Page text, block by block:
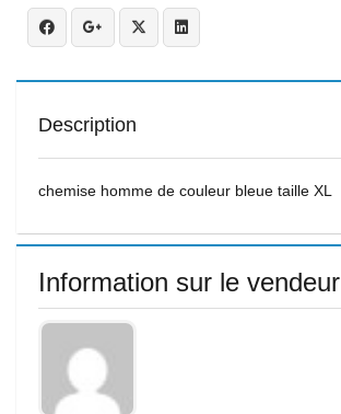
Description
chemise homme de couleur bleue taille XL
Information sur le vendeur